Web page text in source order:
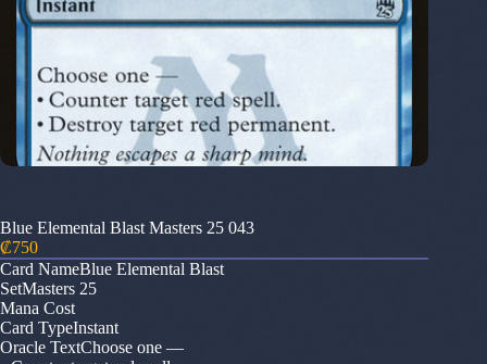
Blue Elemental Blast Masters 25 043
₡750
Card NameBlue Elemental Blast
SetMasters 25
Mana Cost
Card TypeInstant
Oracle TextChoose one —